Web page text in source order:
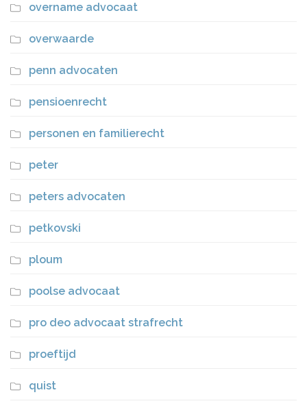
overname advocaat
overwaarde
penn advocaten
pensioenrecht
personen en familierecht
peter
peters advocaten
petkovski
ploum
poolse advocaat
pro deo advocaat strafrecht
proeftijd
quist